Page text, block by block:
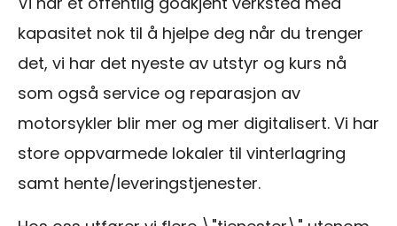
kapasitet nok til å hjelpe deg når du trenger
det, vi har det nyeste av utstyr og kurs nå
som også service og reparasjon av
motorsykler blir mer og mer digitalisert. Vi har
store oppvarmede lokaler til vinterlagring
samt hente/leveringstjenester.